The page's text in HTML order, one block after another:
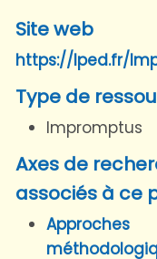
Site web
https://lped.fr/
Type de
Impromptus
Axes de
associés à ce
Approches